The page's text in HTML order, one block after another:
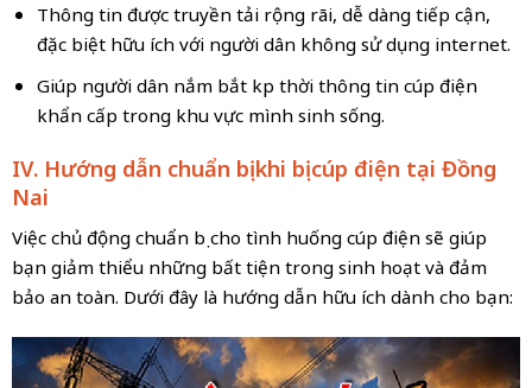
Thông tin được truyền tải rộng rãi, dễ dàng tiếp cận,
đặc biệt hữu ích với người dân không sử dụng internet.
Giúp người dân nắm bắt kịp thời thông tin cúp điện
khẩn cấp trong khu vực mình sinh sống.
IV. Hướng dẫn chuẩn bị khi bị cúp điện tại Đồng
Nai
Việc chủ động chuẩn bị cho tình huống cúp điện sẽ giúp
bạn giảm thiểu những bất tiện trong sinh hoạt và đảm
bảo an toàn. Dưới đây là hướng dẫn hữu ích dành cho bạn: